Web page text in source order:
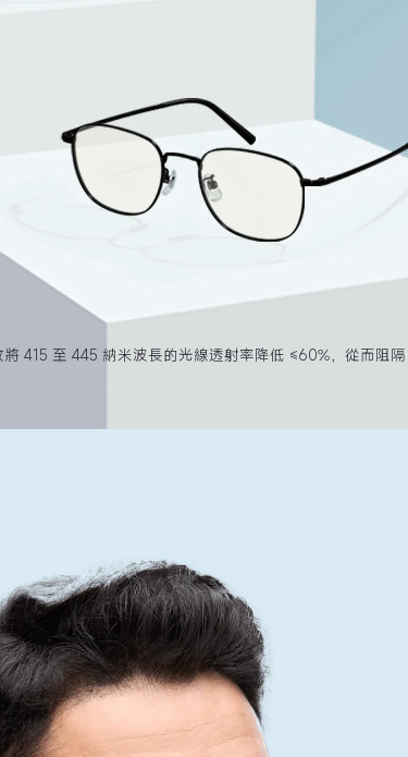
415 至 445 納米波長的光線透射率降低 ≤60%，從而阻隔